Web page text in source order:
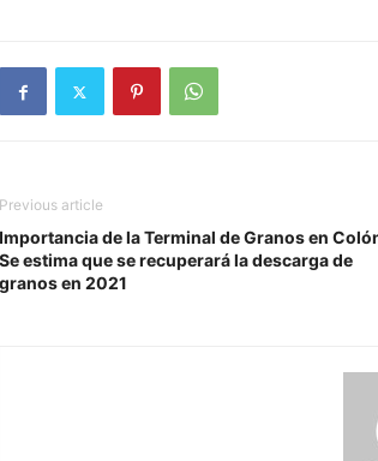
Previous article
Importancia de la Terminal de Granos en
Se estima que se recuperará la descarga de
granos en 2021